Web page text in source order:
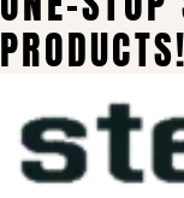
PRODUCTS!